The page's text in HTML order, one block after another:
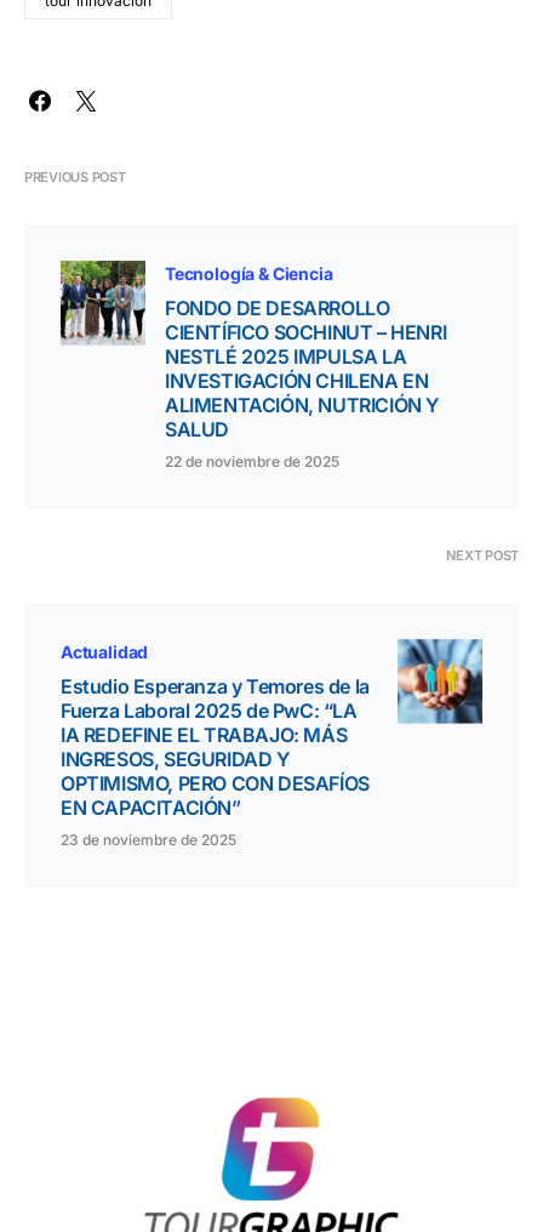
PREVIOUS POST
Tecnología & Ciencia
FONDO DE DESARROLLO
CIENTÍFICO SOCHINUT – HENRI
NESTLÉ 2025 IMPULSA LA
INVESTIGACIÓN CHILENA EN
ALIMENTACIÓN, NUTRICIÓN Y
SALUD
22 de noviembre de 2025
NEXT POST
Actualidad
Estudio Esperanza y Temores de la
Fuerza Laboral 2025 de PwC: “LA
IA REDEFINE EL TRABAJO: MÁS
INGRESOS, SEGURIDAD Y
OPTIMISMO, PERO CON DESAFÍOS
EN CAPACITACIÓN”
23 de noviembre de 2025